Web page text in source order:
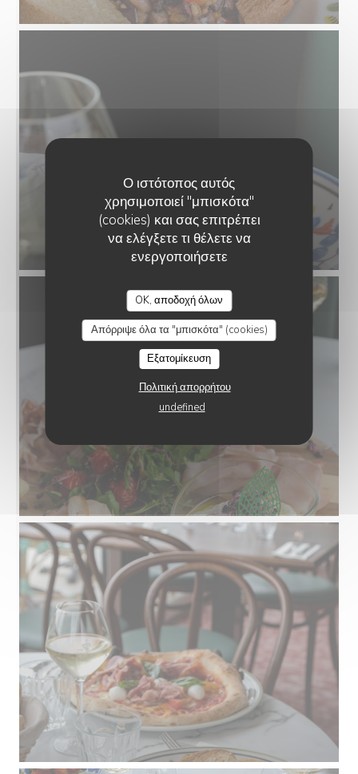
Ο ιστότοπος αυτός
χρησιμοποιεί "μπισκότα"
(cookies) και σας επιτρέπει
να ελέγξετε τι θέλετε να
ενεργοποιήσετε
OK, αποδοχή όλων
Απόρριψε όλα τα "μπισκότα" (cookies)
Εξατομίκευση
Πολιτική απορρήτου
undefined